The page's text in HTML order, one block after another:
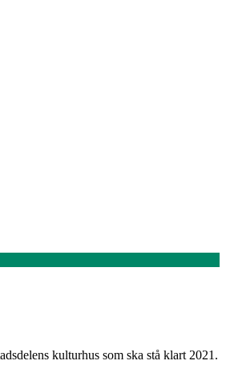
kulturhus som ska stå klart 2021.